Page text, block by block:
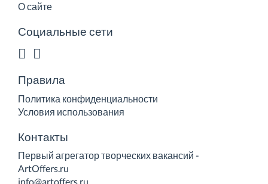
О сайте
Социальные сети
Правила
Политика конфиденциальности
Условия использования
Контакты
Первый агрегатор творческих вакансий -
ArtOffers.ru
info@artoffers.ru